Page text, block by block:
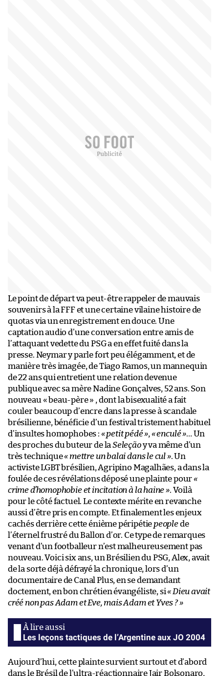
Le point de départ va peut-être rappeler de mauvais
souvenirs à la FFF et une certaine vilaine histoire de
quotas via un enregistrement en douce. Une
captation audio d’une conversation entre amis de
l’attaquant vedette du PSG a en effet fuité dans la
presse. Neymar y parle fort peu élégamment, et de
manière très imagée, de Tiago Ramos, un mannequin
de 22 ans qui entretient une relation devenue
publique avec sa mère Nadine Gonçalves, 52 ans. Son
nouveau « beau-père » , dont la bisexualité a fait
couler beaucoup d’encre dans la presse à scandale
brésilienne, bénéficie d’un festival tristement habituel
d’insultes homophobes : « petit pédé »,« enculé »… Un
des proches du buteur de laSeleçãoy va même d’un
très technique« mettre un balai dans le cul ». Un
activiste LGBT brésilien, Agripino Magalhães, a dans la
foulée de ces révélations déposé une plainte pour«
crime d’homophobie et incitation à la haine ». Voilà
pour le côté factuel. Le contexte mérite en revanche
aussi d’être pris en compte. Et finalement les enjeux
cachés derrière cette énième péripétie peoplede
l’éternel frustré du Ballon d’or. Ce type de remarques
venant d’un footballeur n’est malheureusement pas
nouveau. Voici six ans, un Brésilien du PSG, Alex, avait
de la sorte déjà défrayé la chronique, lors d’un
documentaire de Canal Plus, en se demandant
doctement, en bon chrétien évangéliste, si« Dieu avait
créé non pas Adam et Eve, mais Adam et Yves ? »
Les leçons tactiques de l’Argentine aux JO 2004
Aujourd’hui, cette plainte survient surtout et d’abord
dans le Brésil de l’ultra-réactionnaire Jair Bolsonaro,